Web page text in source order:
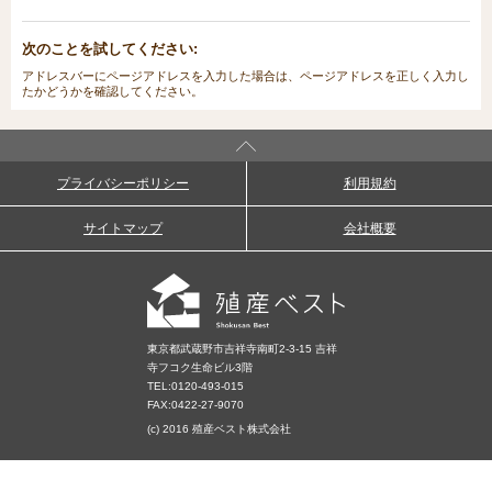
次のことを試してください:
アドレスバーにページアドレスを入力した場合は、ページアドレスを正しく入力し
たかどうかを確認してください。
プライバシーポリシー 利用規約
サイトマップ 会社概要
東京都武蔵野市吉祥寺南町2-3-15 吉祥
寺フコク生命ビル3階
TEL:0120-493-015
FAX:0422-27-9070
(c) 2016 殖産ベスト株式会社